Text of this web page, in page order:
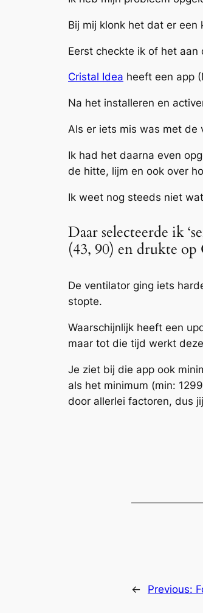
Bij mij klonk het dat er
Eerst checkte ik of het aan
Cristal Idea heeft een app
Na het installeren en
Als er iets mis was met
Ik had het daarna even
de hitte, lijm en ook over
Ik weet nog steeds niet
Daar selecteerde ik
(43, 90) en drukte
De ventilator ging iets
stopte.
Waarschijnlijk heeft een
maar tot die tijd werkt
Je ziet bij die app ook
als het minimum (min:
door allerlei factoren, dus
← Previous: